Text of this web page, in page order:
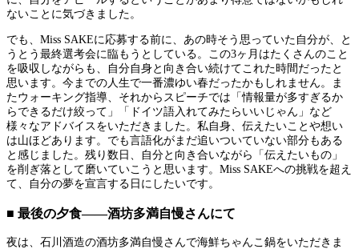
ないことに気づきました。
でも、Miss SAKEに応募する前に、あの時そう思っていた自分が、と
うとう最終選考会に臨もうとしている。この3ヶ月はたくさんのこと
を吸収しながらも、自分自身と向き合い続けてこれた時間だったと
思います。今までの人生で一番濃ゆい春だったかもしれません。ま
たウォーキング指導、それからスピーチでは「情報量が多すぎるか
らできるだけ絞って」「ドイツ語入れてみたらいいじゃん」など
様々なアドバイスをいただきました。私自身、伝えたいことや想い
は山ほどあります。でも言語化がまだ追いついていない部分もある
と感じました。残り数日、自分と向き合いながら「伝えたいもの」
を削ぎ落として磨いていこうと思います。Miss SAKEへの挑戦を超え
て、自分の夢を宣言する日にしたいです。
■ 最後の夕食——酒坊多満自慢さんにて
夜は、石川酒造の酒坊多満自慢さんで海鮮ちゃんこ鍋をいただきま